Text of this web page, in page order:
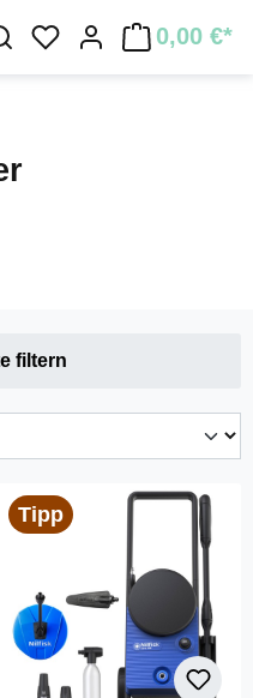
Du hast 0 Produkte
0,00 €*
filtern
Tipp